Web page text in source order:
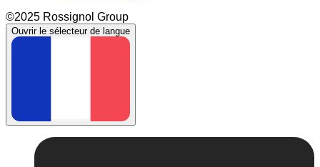
©2025 Rossignol Group
Ouvrir le sélecteur de langue